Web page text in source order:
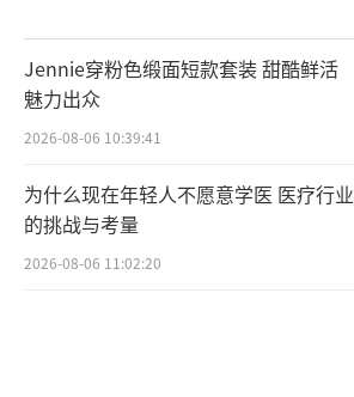
Jennie穿粉色缎面短款套装 甜酷鲜活
魅力出众
2026-08-06 10:39:41
为什么现在年轻人不愿意学医 医疗行业
的挑战与考量
2026-08-06 11:02:20